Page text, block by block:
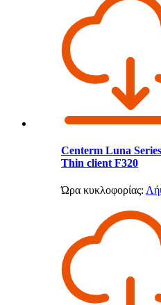
Centerm Luna
Thin client F320
Ώρα κυκλοφορίας: